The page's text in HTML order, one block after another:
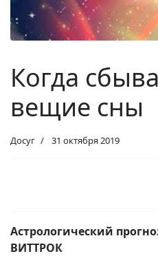
Когда
вещие сны
Досуг 31 октября 2019
Астрологический
ВИТТРОК